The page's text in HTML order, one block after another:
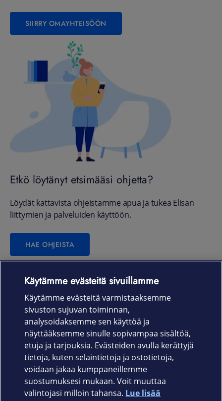
SIIRRY OMAYHTEISÖÖN
Etkö löytänyt etsimääsi ohjetta?
Löydät kattavista ohjeistamme apua ja tukea Elisan
liittymien ja palveluiden käyttöön.
HAE OHJEISTA
Laitteet & liittymät
Palvelut
Ajankohtaista
Käytämme evästeitä sivuillamme
Käytämme evästeitä varmistaaksemme
sivuston sujuvan toiminnan,
analysoidaksemme sen käyttöä ja
näyttääksemme sinulle sopivampaa sisältöä,
etuja ja tarjouksia. Evästeiden avulla kerättyjä
tietoja, kuten selaintietoja ja ostotietoja,
voidaan jakaa kumppaneillemme
suostumuksesi mukaan. Voit muuttaa
valintojasi milloin tahansa. Lue lisää